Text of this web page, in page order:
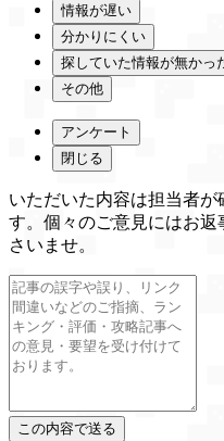
情報が遅い
分かりにくい
探していた情報が無かっ
その他
アンケート
閉じる
いただいた内容は担当者が
す。個々のご意見にはお
さいませ。